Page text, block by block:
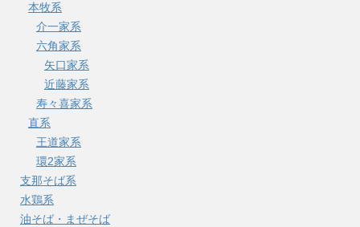
本牧系
介一家系
六角家系
矢口家系
近藤家系
寿々喜家系
直系
王道家系
環2家系
支那そば系
水鶏系
油そば・まぜそば